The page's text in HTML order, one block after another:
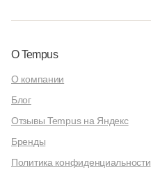
О Tempus
О компании
Блог
Отзывы Tempus на Яндекс
Бренды
Политика конфиденциальности